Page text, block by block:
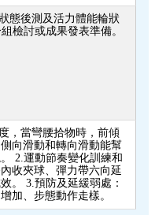
態後測及活力體能輪狀
檢討或成果發表準備。
，當彎腰拾物時，前傾
向滑動和轉向滑動能幫
2.運動節奏變化訓練和
收夾球、彈力帶六向延
。 3.預防及延緩弱處：
加、步態動作走樣。